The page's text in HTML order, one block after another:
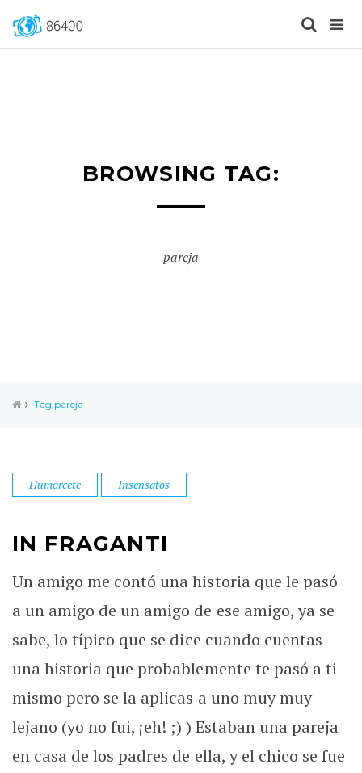
BROWSING TAG:
pareja
Tag:pareja
Humorcete Insensatos
IN FRAGANTI
Un amigo me contó una historia que le pasó
a un amigo de un amigo de ese amigo, ya se
sabe, lo típico que se dice cuando cuentas
una historia que probablemente te pasó a ti
mismo pero se la aplicas a uno muy muy
lejano (yo no fui, ¡eh! ;) ) Estaban una pareja
en casa de los padres de ella, y el chico se fue